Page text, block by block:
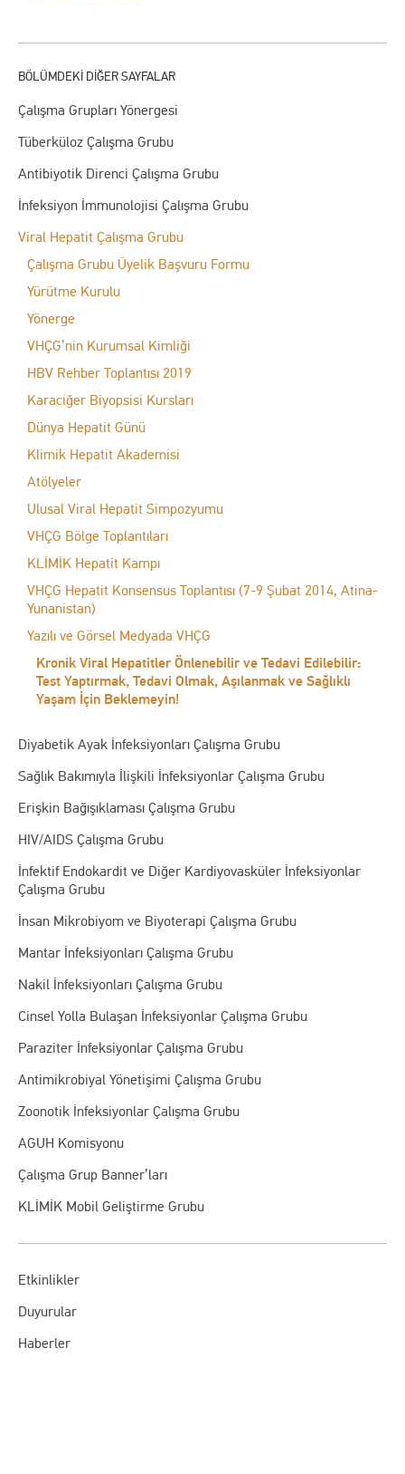
Çalışma Grupları Yönergesi
Tüberküloz Çalışma Grubu
Antibiyotik Direnci Çalışma Grubu
İnfeksiyon İmmunolojisi Çalışma Grubu
Viral Hepatit Çalışma Grubu
Çalışma Grubu Üyelik Başvuru Formu
Yürütme Kurulu
Yönerge
VHÇG’nin Kurumsal Kimliği
HBV Rehber Toplantısı 2019
Karaciğer Biyopsisi Kursları
Dünya Hepatit Günü
Klimik Hepatit Akademisi
Atölyeler
Ulusal Viral Hepatit Simpozyumu
VHÇG Bölge Toplantıları
KLİMİK Hepatit Kampı
VHÇG Hepatit Konsensus Toplantısı (7-9 Şubat 2014, Atina-
Yunanistan)
Yazılı ve Görsel Medyada VHÇG
Kronik Viral Hepatitler Önlenebilir ve Tedavi Edilebilir:
Test Yaptırmak, Tedavi Olmak, Aşılanmak ve Sağlıklı
Yaşam İçin Beklemeyin!
Diyabetik Ayak İnfeksiyonları Çalışma Grubu
Sağlık Bakımıyla İlişkili İnfeksiyonlar Çalışma Grubu
Erişkin Bağışıklaması Çalışma Grubu
HIV/AIDS Çalışma Grubu
İnfektif Endokardit ve Diğer Kardiyovasküler İnfeksiyonlar
Çalışma Grubu
İnsan Mikrobiyom ve Biyoterapi Çalışma Grubu
Mantar İnfeksiyonları Çalışma Grubu
Nakil İnfeksiyonları Çalışma Grubu
Cinsel Yolla Bulaşan İnfeksiyonlar Çalışma Grubu
Paraziter İnfeksiyonlar Çalışma Grubu
Antimikrobiyal Yönetişimi Çalışma Grubu
Zoonotik İnfeksiyonlar Çalışma Grubu
AGUH Komisyonu
Çalışma Grup Banner’ları
KLİMİK Mobil Geliştirme Grubu
Etkinlikler
Duyurular
Haberler